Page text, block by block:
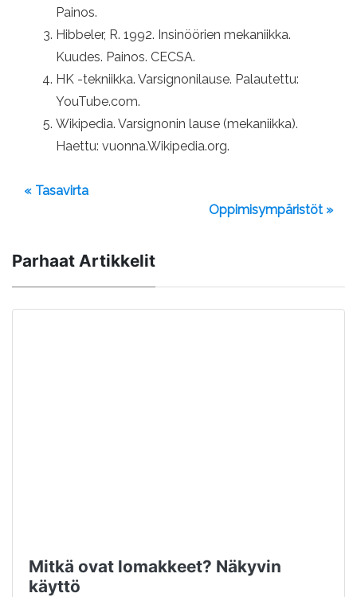
Painos.
Hibbeler, R. 1992. Insinöörien mekaniikka.
Kuudes. Painos. CECSA.
HK -tekniikka. Varsignonilause. Palautettu:
YouTube.com.
Wikipedia. Varsignonin lause (mekaniikka).
Haettu: vuonna.Wikipedia.org.
« Tasavirta
Oppimisympäristöt »
Parhaat Artikkelit
Mitkä ovat lomakkeet? Näkyvin
käyttö